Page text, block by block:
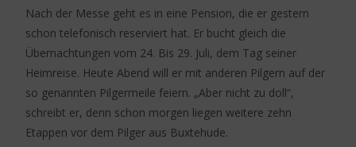
Nach der Messe geht es in eine Pension, die er gestern
schon telefonisch reserviert hat. Er bucht gleich die
Übernachtungen vom 24. Bis 29. Juli, dem Tag seiner
Heimreise. Heute Abend will er mit anderen Pilgern auf der
so genannten Pilgermeile feiern. „Aber nicht zu doll“,
schreibt er, denn schon morgen liegen weitere zehn
Etappen vor dem Pilger aus Buxtehude.